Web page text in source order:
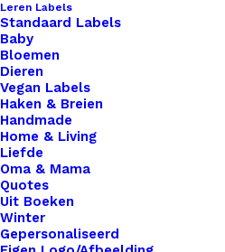
Leren Labels
Standaard Labels
Baby
Bloemen
Dieren
Vegan Labels
Haken & Breien
Handmade
Home & Living
Liefde
Oma & Mama
Quotes
Uit Boeken
Winter
Gepersonaliseerd